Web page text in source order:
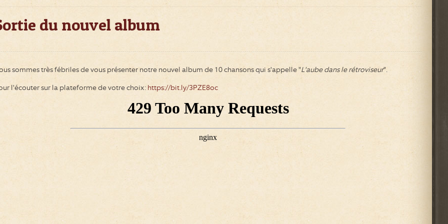
du nouvel album
sommes très fébriles de vous présenter notre nouvel album de 10 chansons qui s'appelle "L'aube dans le rétroviseur".
l'écouter sur la plateforme de votre choix: https://bit.ly/3PZE8oc